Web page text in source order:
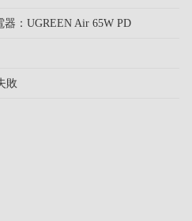
：UGREEN Air 65W PD
敗